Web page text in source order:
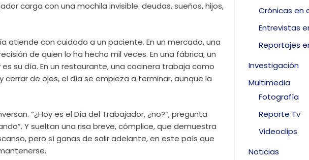
carga con una mochila invisible: deudas, sueños, hijos,
atiende con cuidado a un paciente. En un mercado, una
de quien lo ha hecho mil veces. En una fábrica, un
su día. En un restaurante, una cocinera trabaja como
cerrar de ojos, el día se empieza a terminar, aunque la
“¿Hoy es el Día del Trabajador, ¿no?”, pregunta
Y sueltan una risa breve, cómplice, que demuestra
pero sí ganas de salir adelante, en este país que
Crónicas en
Entrevistas
Reportajes
Investigación
Multimedia
Fotografía
Reporte Tv
Videoclips
Noticias